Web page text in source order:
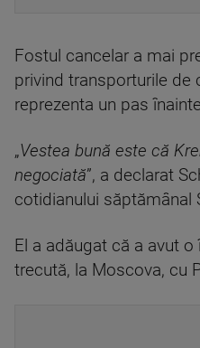
Fostul cancelar a mai
privind transporturile de
reprezenta un pas
„Vestea bună este că
negociată”, a declarat
cotidianului săptămânal
El a adăugat că a avut
trecută, la Moscova, cu